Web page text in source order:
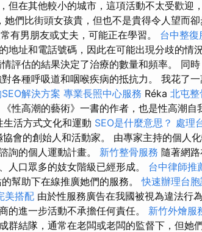
但在其他較小的城市，這項活動不太受歡迎
她們比街頭女孩貴，但也不是貴得令人望而卻
有男朋友或丈夫，可能正在學習。 台中整
地址和電話號碼，因此在可能出現分歧的情
評估的結果決定了治療的數量和頻率。 同
各種呼吸道和咽喉疾病的抵抗力。 我花了
解決方案 專業長照中心服務 Réka 北屯整
性高潮的藝術》一書的作者，也是性高潮自
生活方式文化和運動 SEO是什麼意思？ 處理
協會的創始人和活動家。 由專家主持的個人
詢的個人運動計畫。 新竹整骨服務 隨著網
人口眾多的妓女階級已經形成。 台中律師推
幫助下在線推廣她們的服務。快速辦理台
美搭配 由於性服務廣告在我國被視為違法行
的進一步活動不承擔任何責任。 新竹外燴服
結隊，通常在老闆或老闆的監督下，但她